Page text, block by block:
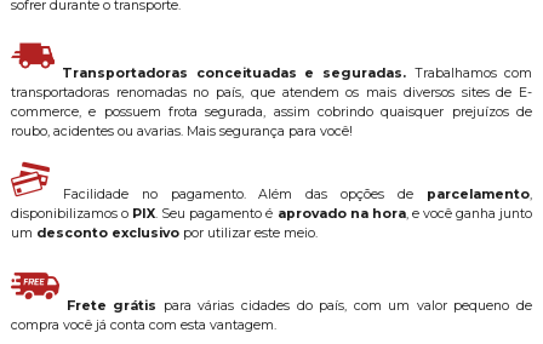
sofrer durante o transporte.
Transportadoras conceituadas e seguradas. Trabalhamos com
transportadoras renomadas no país, que atendem os mais diversos sites de E-
commerce, e possuem frota segurada, assim cobrindo quaisquer prejuízos de
roubo, acidentes ou avarias. Mais segurança para você!
Facilidade no pagamento. Além das opções de parcelamento,
disponibilizamos o PIX. Seu pagamento é aprovado na hora, e você ganha junto
um desconto exclusivopor utilizar este meio.
Frete grátis para várias cidades do país, com um valor pequeno de
compra você já conta com esta vantagem.